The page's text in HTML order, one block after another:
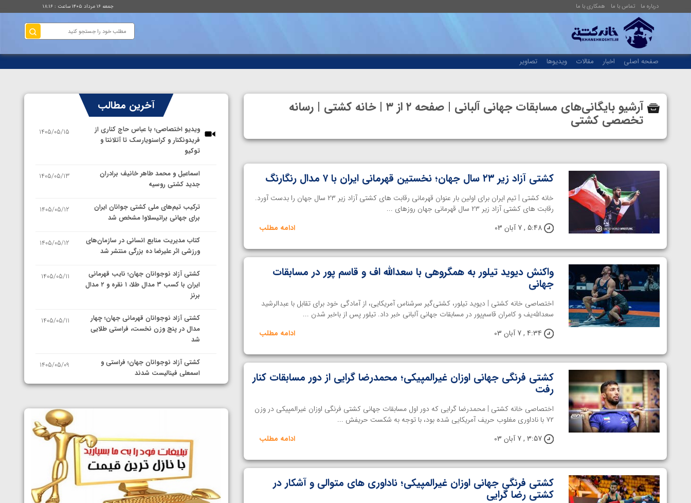
درباره ما تماس با ما همکاری با ما جمعه ۱۶ مرداد ۱۴۰۵ ساعت : ۱۸:۱۶
صفحه اصلی اخبار مقالات ویدیوها تصاویر
آرشیو بایگانی‌های مسابقات جهانی آلبانی | صفحه ۲ از ۳ | خانه کشتی | رسانه
تخصصی کشتی
کشتی آزاد زیر ۲۳ سال جهان؛ نخستین قهرمانی ایران با ۷ مدال رنگارنگ
خانه کشتی | تیم ایران برای اولین بار عنوان قهرمانی رقابت های کشتی آزاد زیر ۲۳ سال جهان را بدست آورد.
رقابت های کشتی آزاد زیر ۲۳ سال قهرمانی جهان روزهای ...
5:48 , 7 آبان 03
ادامه مطلب
واکنش دیوید تیلور به همگروهی با سعدالله اف و قاسم پور در مسابقات
جهانی
اختصاصی خانه کشتی | دیوید تیلور، کشتی‌گیر سرشناس آمریکایی، از آمادگی خود برای تقابل با عبدالرشید
سعدالله‌یف و کامران قاسم‌پور در مسابقات جهانی آلبانی خبر داد. تیلور پس از باخبر شدن ...
4:34 , 7 آبان 03
ادامه مطلب
کشتی فرنگی جهانی اوزان غیرالمپیکی؛ محمدرضا گرایی از دور مسابقات کنار
رفت
اختصاصی خانه کشتی | محمدرضا گرایی که دور اول مسابقات جهانی کشتی فرنگی اوزان غیرالمپیکی در وزن
۷۲ با ناداوری مغلوب حریف آمریکایی شده بود، با توجه به شکست حریفش ...
3:57 , 7 آبان 03
ادامه مطلب
کشتی فرنگی جهانی اوزان غیرالمپیکی؛ ناداوری های متوالی و آشکار در
کشتی رضا گرایی
آخرین مطالب
ویدیو اختصاصی؛ با عباس حاج کناری از
فریدونکنار و کراسنویارسک تا آتلانتا و
توکیو
1405/05/15
اسماعیل و محمد طاهر خانیف برادران
جدید کشتی روسیه
1405/05/13
ترکیب تیم‌های ملی کشتی جوانان ایران
برای جهانی براتیسلاوا مشخص شد
1405/05/12
کتاب مدیریت منابع انسانی در سازمان‌های
ورزشی اثر علیرضا ده بزرگی منتشر شد
1405/05/12
کشتی آزاد نوجوانان جهان؛ نایب قهرمانی
ایران با کسب ۳ مدال طلا، ۱ نقره و ۲ مدال
برنز
1405/05/11
کشتی آزاد نوجوانان قهرمانی جهان؛ چهار
مدال در پنج وزن نخست، فراستی طلایی
شد
1405/05/11
کشتی آزاد نوجوانان جهان؛ فراستی و
اسمعلی فینالیست شدند
1405/05/09
نمایندگان ایران مشخص شدند
سوم برای ایران
1405/05/07
ایران چشم به راه چهار مدال در پنج وزن
دوم کشتی فرنگی نوجوانان جهان
1405/05/06